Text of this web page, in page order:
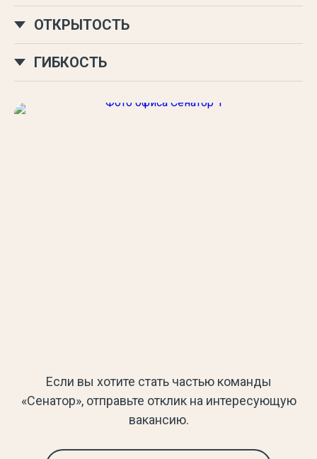
ОТКРЫТОСТЬ
ГИБКОСТЬ
Если вы хотите стать частью команды
«Сенатор», отправьте отклик на интересующую
вакансию.